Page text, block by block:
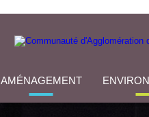
AMÉNAGEMENT